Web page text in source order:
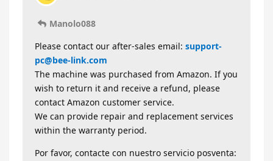
Manolo088
Please contact our after-sales email: support-
pc@bee-link.com
The machine was purchased from Amazon. If you
wish to return it and receive a refund, please
contact Amazon customer service.
We can provide repair and replacement services
within the warranty period.
Por favor, contacte con nuestro servicio posventa: